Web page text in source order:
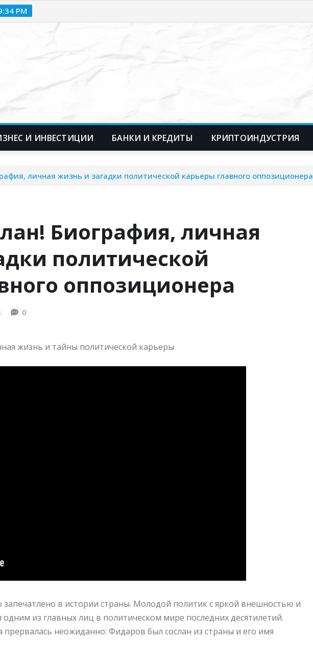
PM
И ИНВЕСТИЦИИ БАНКИ И КРЕДИТЫ КРИПТОИНДУСТРИЯ
личная жизнь и загадки политической карьеры главного оппозиционера
Биография, личная
политической
оппозиционера
0
в истории страны. Молодой политик с яркой внешностью и
из главных лиц в политическом мире последних десятилетий.
прервалась неожиданно: Фидаров был сослан из страны и его имя